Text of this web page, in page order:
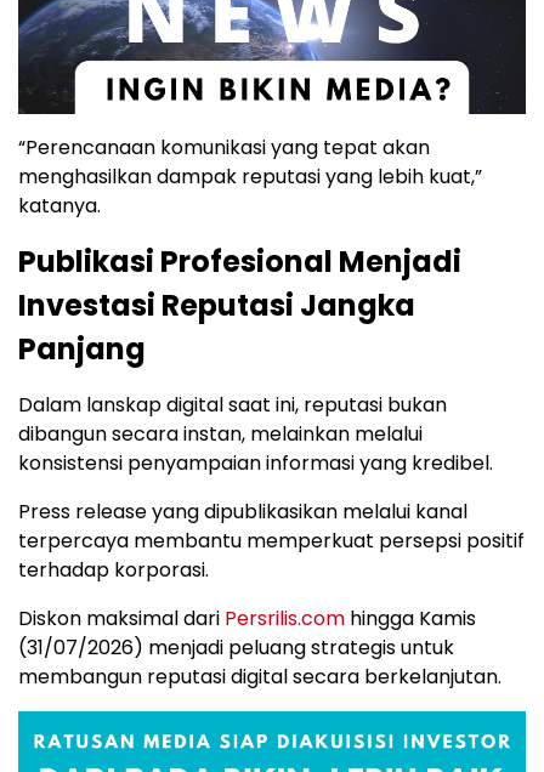
“Perencanaan komunikasi yang tepat akan
menghasilkan dampak reputasi yang lebih kuat,”
katanya.
Publikasi Profesional Menjadi
Investasi Reputasi Jangka
Panjang
Dalam lanskap digital saat ini, reputasi bukan
dibangun secara instan, melainkan melalui
konsistensi penyampaian informasi yang kredibel.
Press release yang dipublikasikan melalui kanal
terpercaya membantu memperkuat persepsi positif
terhadap korporasi.
Diskon maksimal dari Persrilis.com hingga Kamis
(31/07/2026) menjadi peluang strategis untuk
membangun reputasi digital secara berkelanjutan.